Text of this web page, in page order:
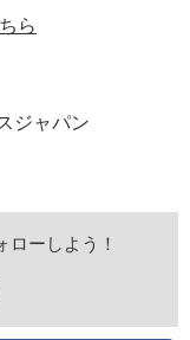
ら
ジャパン
ローしよう！